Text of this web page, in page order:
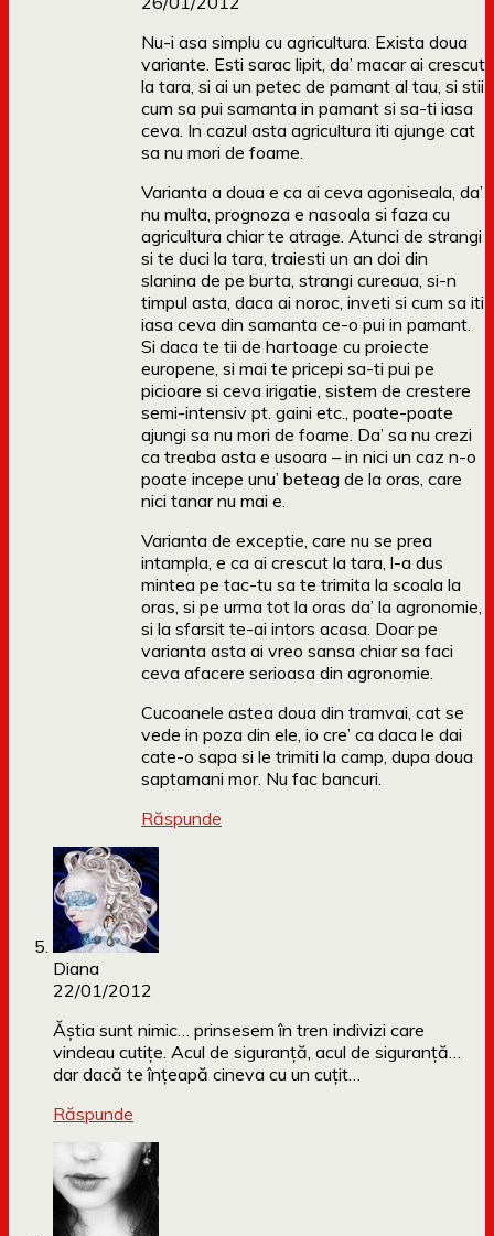
Nu-i asa simplu cu agricultura. Exista doua
variante. Esti sarac lipit, da’ macar ai crescut
la tara, si ai un petec de pamant al tau, si stii
cum sa pui samanta in pamant si sa-ti iasa
ceva. In cazul asta agricultura iti ajunge cat
sa nu mori de foame.
Varianta a doua e ca ai ceva agoniseala, da’
nu multa, prognoza e nasoala si faza cu
agricultura chiar te atrage. Atunci de strangi
si te duci la tara, traiesti un an doi din
slanina de pe burta, strangi cureaua, si-n
timpul asta, daca ai noroc, inveti si cum sa iti
iasa ceva din samanta ce-o pui in pamant.
Si daca te tii de hartoage cu proiecte
europene, si mai te pricepi sa-ti pui pe
picioare si ceva irigatie, sistem de crestere
semi-intensiv pt. gaini etc., poate-poate
ajungi sa nu mori de foame. Da’ sa nu crezi
ca treaba asta e usoara – in nici un caz n-o
poate incepe unu’ beteag de la oras, care
nici tanar nu mai e.
Varianta de exceptie, care nu se prea
intampla, e ca ai crescut la tara, l-a dus
mintea pe tac-tu sa te trimita la scoala la
oras, si pe urma tot la oras da’ la agronomie,
si la sfarsit te-ai intors acasa. Doar pe
varianta asta ai vreo sansa chiar sa faci
ceva afacere serioasa din agronomie.
Cucoanele astea doua din tramvai, cat se
vede in poza din ele, io cre’ ca daca le dai
cate-o sapa si le trimiti la camp, dupa doua
saptamani mor. Nu fac bancuri.
Răspunde
Diana
22/01/2012
Ăștia sunt nimic… prinsesem în tren indivizi care
vindeau cutițe. Acul de siguranță, acul de siguranță…
dar dacă te înțeapă cineva cu un cuțit…
Răspunde